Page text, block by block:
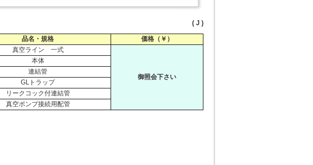
( J )
品名・規格
価格（￥）
真空ライン 一式
御照会下さい
本体
連結管
GLトラップ
リークコック付連結管
真空ポンプ接続用配管